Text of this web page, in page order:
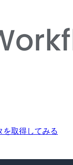
取得してみる